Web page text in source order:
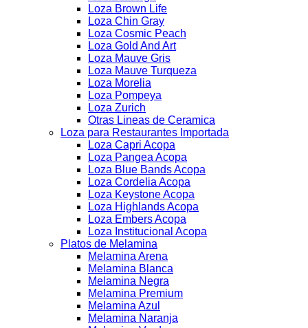
Loza Brown Life
Loza Chin Gray
Loza Cosmic Peach
Loza Gold And Art
Loza Mauve Gris
Loza Mauve Turqueza
Loza Morelia
Loza Pompeya
Loza Zurich
Otras Lineas de Ceramica
Loza para Restaurantes Importada
Loza Capri Acopa
Loza Pangea Acopa
Loza Blue Bands Acopa
Loza Cordelia Acopa
Loza Keystone Acopa
Loza Highlands Acopa
Loza Embers Acopa
Loza Institucional Acopa
Platos de Melamina
Melamina Arena
Melamina Blanca
Melamina Negra
Melamina Premium
Melamina Azul
Melamina Naranja